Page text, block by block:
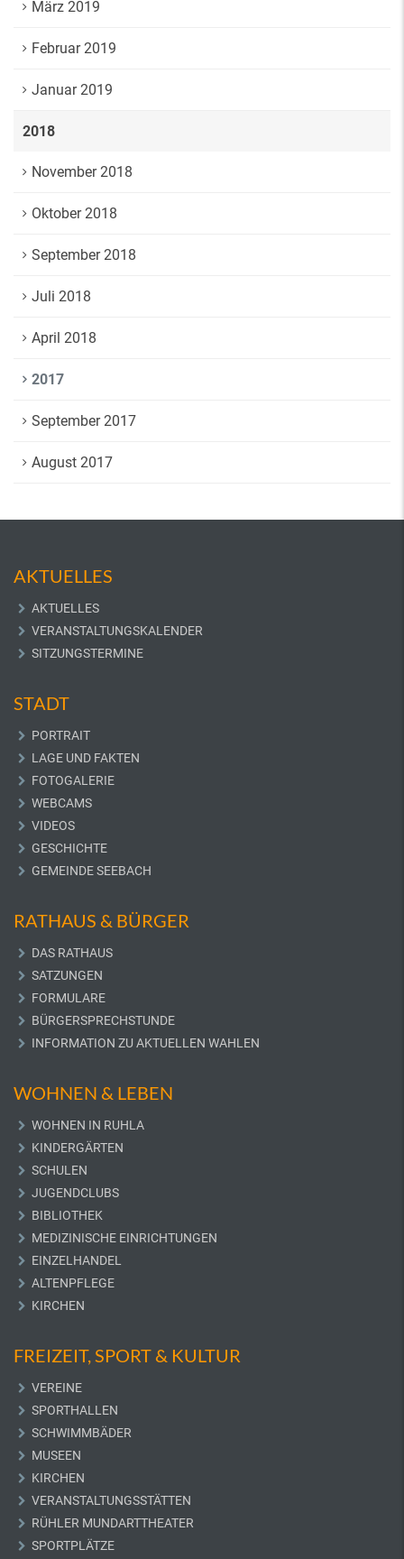
März 2019
Februar 2019
Januar 2019
2018
November 2018
Oktober 2018
September 2018
Juli 2018
April 2018
2017
September 2017
August 2017
AKTUELLES
AKTUELLES
VERANSTALTUNGSKALENDER
SITZUNGSTERMINE
STADT
PORTRAIT
LAGE UND FAKTEN
FOTOGALERIE
WEBCAMS
VIDEOS
GESCHICHTE
GEMEINDE SEEBACH
RATHAUS & BÜRGER
DAS RATHAUS
SATZUNGEN
FORMULARE
BÜRGERSPRECHSTUNDE
INFORMATION ZU AKTUELLEN WAHLEN
WOHNEN & LEBEN
WOHNEN IN RUHLA
KINDERGÄRTEN
SCHULEN
JUGENDCLUBS
BIBLIOTHEK
MEDIZINISCHE EINRICHTUNGEN
EINZELHANDEL
ALTENPFLEGE
KIRCHEN
FREIZEIT, SPORT & KULTUR
VEREINE
SPORTHALLEN
SCHWIMMBÄDER
MUSEEN
KIRCHEN
VERANSTALTUNGSSTÄTTEN
RÜHLER MUNDARTTHEATER
SPORTPLÄTZE